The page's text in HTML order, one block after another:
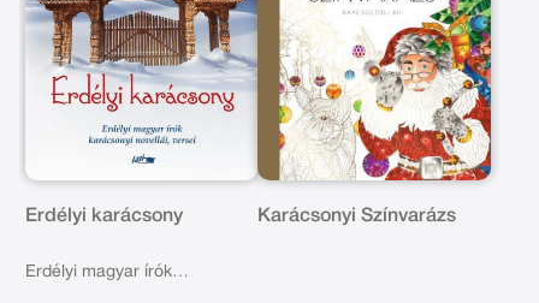
Erdélyi karácsony
Erdélyi magyar írók
Karácsonyi Színvarázs